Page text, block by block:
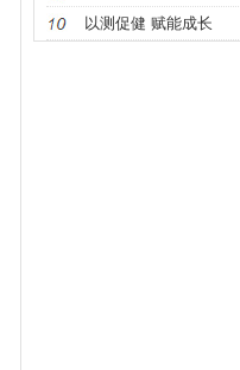
以测促健 赋能成长